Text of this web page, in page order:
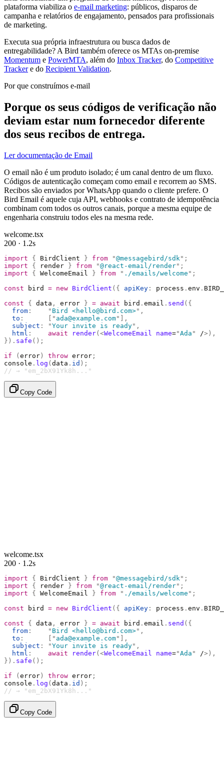
plataforma viabiliza o e-mail marketing: públicos, disparos de
campanha e relatórios de engajamento, pensados para profissionais
de marketing.
Executa sua própria infraestrutura ou busca dados de
entregabilidade? A Bird também oferece os MTAs on-premise
Momentum e PowerMTA, além do Inbox Tracker, do Competitive
Trackere do Recipient Validation.
Por que construímos e-mail
Porque os seus códigos de verificação não
deviam estar num fornecedor diferente
dos seus recibos de entrega.
Ler documentação de Email
O email não é um produto isolado; é um canal dentro de um fluxo.
Códigos de autenticação começam como email e recorrem ao SMS.
Recibos são enviados por WhatsApp quando o cliente prefere. O
Bird Email é aquele cuja API, webhooks e contrato de idempotência
combinam com todos os outros canais, porque a mesma equipe de
engenharia construiu todos eles na mesma rede.
welcome.tsx
200 · 1.2s
import { BirdClient } from "@messagebird/sdk" ;
import { render } from "@react-email/render" ;
import { WelcomeEmail } from " ./emails/welcome " ;
const bird = new BirdClient ({ apiKey : process . env .
const { data , error } = await bird . email . send ({
  from
:
    "
Bird <hello@bird.com>" ,
  to
: " ada@example.com"
],
  subject
: "Your invite is ready" ,
  html
:
    await
render(<WelcomeEmail name="Ada " />),
}). safe ();
if ( error ) throw error ;
console . log ( data . id );
// → "em_2bX91Yk8h..."
Copy Code
welcome.tsx
200 · 1.2s
import { BirdClient } from "@messagebird/sdk" ;
import { render } from "@react-email/render" ;
import { WelcomeEmail } from " ./emails/welcome " ;
const bird = new BirdClient ({ apiKey : process . env .
const { data , error } = await bird . email . send ({
  from
:
    "
Bird <hello@bird.com>" ,
  to
: " ada@example.com"
],
  subject
: "Your invite is ready" ,
  html
:
    await
render(<WelcomeEmail name="Ada " />),
}). safe ();
if ( error ) throw error ;
console . log ( data . id );
// → "em_2bX91Yk8h..."
Copy Code